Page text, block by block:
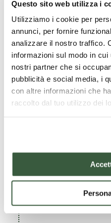
Questo sito web utilizza i
Utilizziamo i cookie per
annunci, per fornire
analizzare il nostro traffico.
informazioni sul modo in
nostri partner che si
pubblicità e social media, i
con altre informazioni che
raccolto dal tuo utilizzo dei
die Burg für
In einem
Hügel hinter
Subasio , erzählt
das dort einst
dass nicht einmal
sehen sind. Die
widmeten sich
schweren,
durch eine
starben alle
Kloster wurde
berichteten die
Lesen Sie mehr